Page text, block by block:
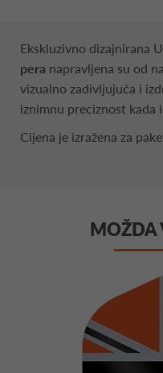
Ekskluzivno dizajnirana
pera napravljena su od
vizualno zadivljujuća i
iznimnu preciznost kada
Cijena je izražena za
MOŽDA